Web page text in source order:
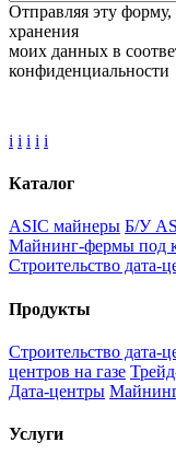
Отправляя эту
хранения
моих данных в
конфиденциальности
i i i i i
Каталог
ASIC майнеры Б/У
Майнинг-фермы под
Строительство дата-
Продукты
Строительство дата-
центров на газе
Дата-центры
Услуги